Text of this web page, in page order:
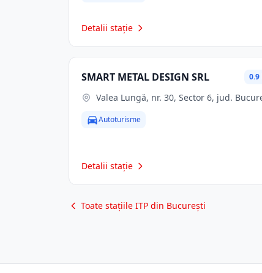
Detalii stație
SMART METAL DESIGN SRL 0.9
Valea Lungă, nr. 30, Sector 6, jud.
Autoturisme
Detalii stație
Toate stațiile ITP din București